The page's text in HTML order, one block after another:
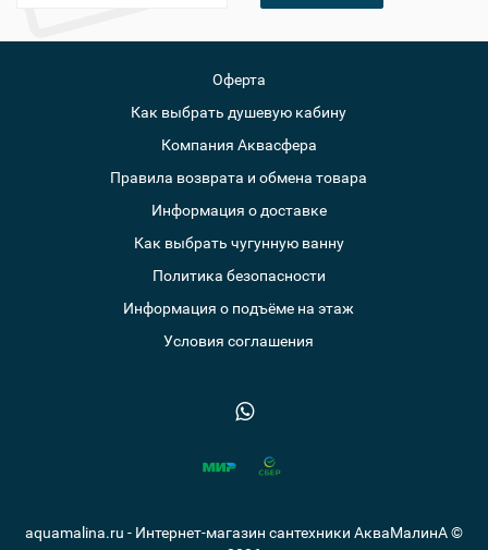
Оферта
Как выбрать душевую кабину
Компания Аквасфера
Правила возврата и обмена товара
Информация о доставке
Как выбрать чугунную ванну
Политика безопасности
Информация о подъёме на этаж
Условия соглашения
aquamalina.ru - Интернет-магазин сантехники АкваМалинА ©